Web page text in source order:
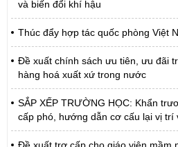
và biến đổi khí hậu
Thúc đẩy hợp tác quốc phòng Việt
Đề xuất chính sách ưu tiên, ưu đãi
hàng hoá xuất xứ trong nước
SẮP XẾP TRƯỜNG HỌC: Khẩn
cấp phó, hướng dẫn cơ cấu lại vị trí
Đề xuất trợ cấp cho giáo viên mầm